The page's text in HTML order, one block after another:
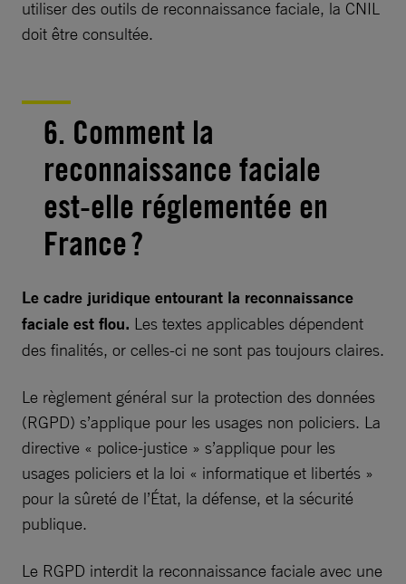
utiliser des outils de reconnaissance faciale, la CNIL
doit être consultée.
6. Comment la
reconnaissance faciale
est-elle réglementée en
France ?
Le cadre juridique entourant la reconnaissance
faciale est flou. Les textes applicables dépendent
des finalités, or celles-ci ne sont pas toujours claires.
Le règlement général sur la protection des données
(RGPD) s’applique pour les usages non policiers. La
directive « police-justice » s’applique pour les
usages policiers et la loi « informatique et libertés »
pour la sûreté de l’État, la défense, et la sécurité
publique.
Le RGPD interdit la reconnaissance faciale avec une